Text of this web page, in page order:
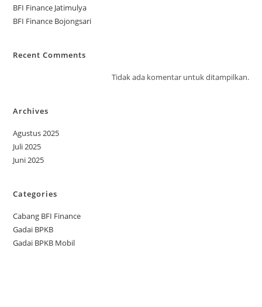
BFI Finance Jatimulya
BFI Finance Bojongsari
Recent Comments
Tidak ada komentar untuk ditampilkan.
Archives
Agustus 2025
Juli 2025
Juni 2025
Categories
Cabang BFI Finance
Gadai BPKB
Gadai BPKB Mobil